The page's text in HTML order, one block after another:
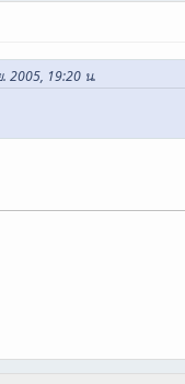
2005, 19:20 น.